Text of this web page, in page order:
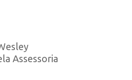
Assessoria